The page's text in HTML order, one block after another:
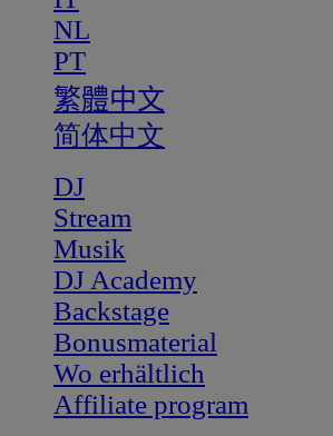
NL
PT
繁體中文
简体中文
DJ
Stream
Musik
DJ Academy
Backstage
Bonusmaterial
Wo erhältlich
Affiliate program